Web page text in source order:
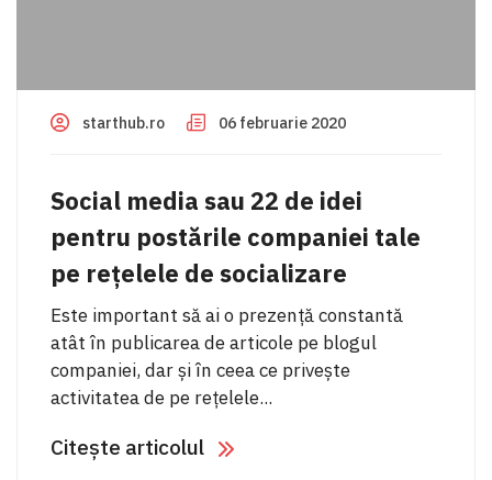
starthub.ro 06 februarie 2020
Social media sau 22 de idei
pentru postările companiei tale
pe rețelele de socializare
Este important să ai o prezență constantă
atât în publicarea de articole pe blogul
companiei, dar și în ceea ce privește
activitatea de pe rețelele...
Citește articolul